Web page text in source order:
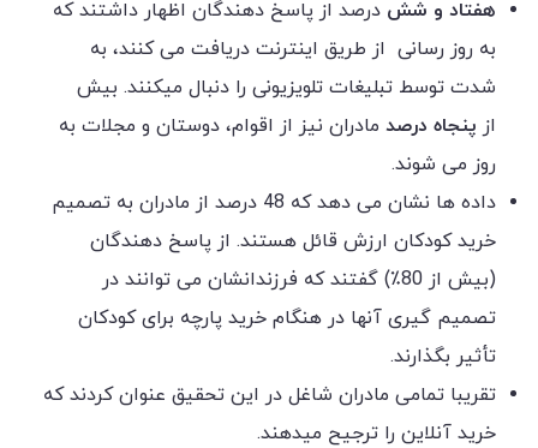
هفتاد و شش درصد از پاسخ دهندگان اظهار داشتند که
به روز رسانی از طریق اینترنت دریافت می کنند، به
شدت توسط تبلیغات تلویزیونی را دنبال میکنند. بیش
از پنجاه درصد مادران نیز از اقوام، دوستان و مجلات به
روز می شوند.
داده ها نشان می دهد که 48 درصد از مادران به تصمیم
خرید کودکان ارزش قائل هستند. از پاسخ دهندگان
(بیش از 80٪) گفتند که فرزندانشان می توانند در
تصمیم گیری آنها در هنگام خرید پارچه برای کودکان
تأثیر بگذارند.
تقریبا تمامی مادران شاغل در این تحقیق عنوان کردند که
خرید آنلاین را ترجیح میدهند.